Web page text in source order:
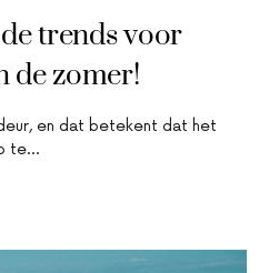
trends voor
de zomer!
en dat betekent dat het
te…